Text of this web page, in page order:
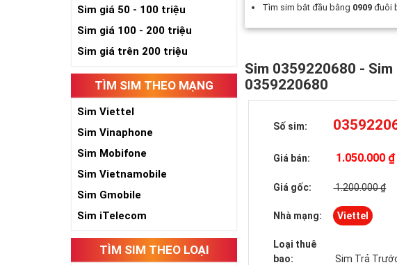
Sim giá 50 - 100 triệu
Sim giá 100 - 200 triệu
Sim giá trên 200 triệu
TÌM SIM THEO MẠNG
Sim Viettel
Sim Vinaphone
Sim Mobifone
Sim Vietnamobile
Sim Gmobile
Sim iTelecom
TÌM SIM THEO LOẠI
Tìm sim bắt đầu bằng 0909 đuôi
Sim 0359220680 -
0359220680
Số sim:
Giá bán: 1.050.000 ₫
Giá gốc: 1.200.000 ₫
Nhà mạng: Viettel
Loại thuê
bao:
Sim Trả